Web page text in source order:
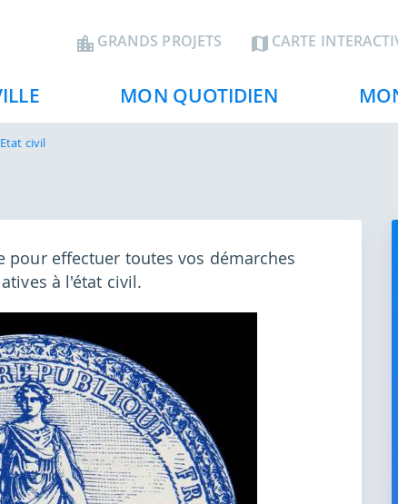
au
contenu
En-GRANDS PROJETS CARTE
MON QUOTIDIEN
Etat civil
pour effectuer toutes vos démarches
à l'état civil.